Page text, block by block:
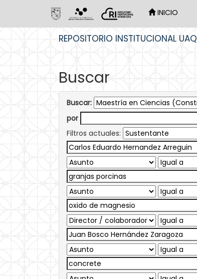
INICIO
REPOSITORIO INSTITUCIONAL UAQ
Buscar
Buscar:
por
Filtros actuales: